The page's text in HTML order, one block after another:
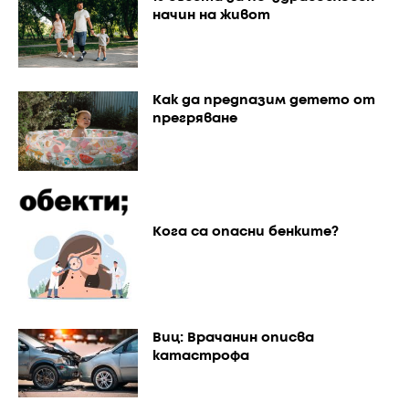
начин на живот
Как да предпазим детето от
прегряване
Кога са опасни бенките?
Виц: Врачанин описва
катастрофа